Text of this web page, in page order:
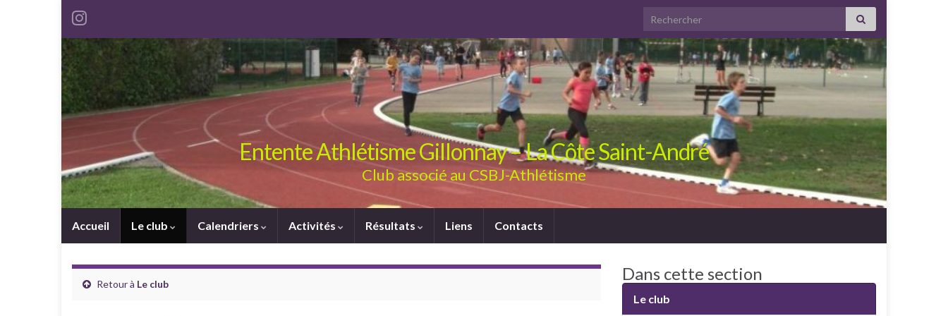
Search for:
Entente Athlétisme Gillonnay – La Côte Saint-André
Club associé au CSBJ-Athlétisme
Accueil Le club Calendriers Activités Résultats Liens Contacts
Retour à Le club
Dans cette section
Le club